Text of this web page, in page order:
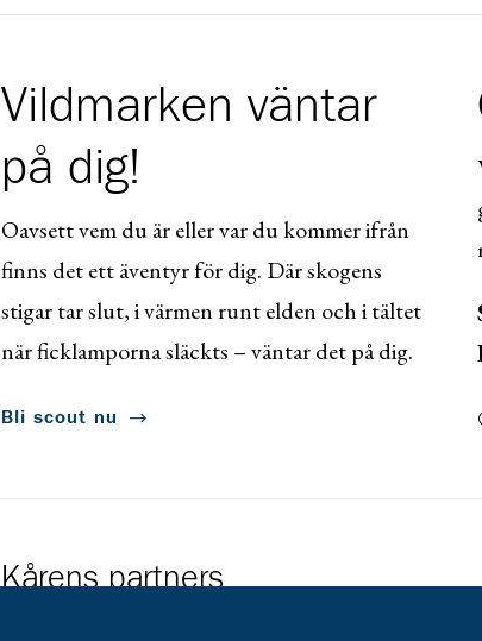
Vildmarken väntar
på dig!
Oavsett vem du är eller var du kommer ifrån
finns det ett äventyr för dig. Där skogens
stigar tar slut, i värmen runt elden och i tältet
när ficklamporna släckts – väntar det på dig.
Bli scout nu
Kårens partners